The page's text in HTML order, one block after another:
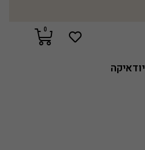
0
יודאיקה